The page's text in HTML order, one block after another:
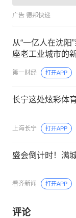
广告 德邦快递
从“一亿人在沈阳
座老工业城市的
第一财经 打开APP
长宁这处炫彩体
上海长宁 打开APP
盛会倒计时！满
看齐新闻 打开APP
评论